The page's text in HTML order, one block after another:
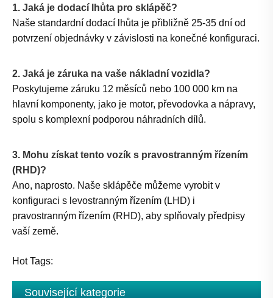
1. Jaká je dodací lhůta pro sklápěč?
Naše standardní dodací lhůta je přibližně 25-35 dní od
potvrzení objednávky v závislosti na konečné konfiguraci.
2. Jaká je záruka na vaše nákladní vozidla?
Poskytujeme záruku 12 měsíců nebo 100 000 km na
hlavní komponenty, jako je motor, převodovka a nápravy,
spolu s komplexní podporou náhradních dílů.
3. Mohu získat tento vozík s pravostranným řízením
(RHD)?
Ano, naprosto. Naše sklápěče můžeme vyrobit v
konfiguraci s levostranným řízením (LHD) i
pravostranným řízením (RHD), aby splňovaly předpisy
vaší země.
Hot Tags:
Související kategorie